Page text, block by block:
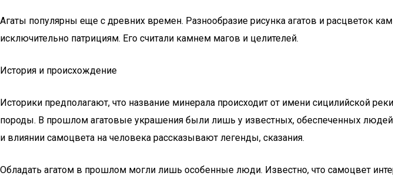
Агаты популярны еще с древних времен. Разнообразие рисунка агатов и расцветок
исключительно патрициям. Его считали камнем магов и целителей.
История и происхождение
Историки предполагают, что название минерала происходит от имени сицилийской
породы. В прошлом агатовые украшения были лишь у известных, обеспеченных людей.
и влиянии самоцвета на человека рассказывают легенды, сказания.
Обладать агатом в прошлом могли лишь особенные люди. Известно, что самоцвет